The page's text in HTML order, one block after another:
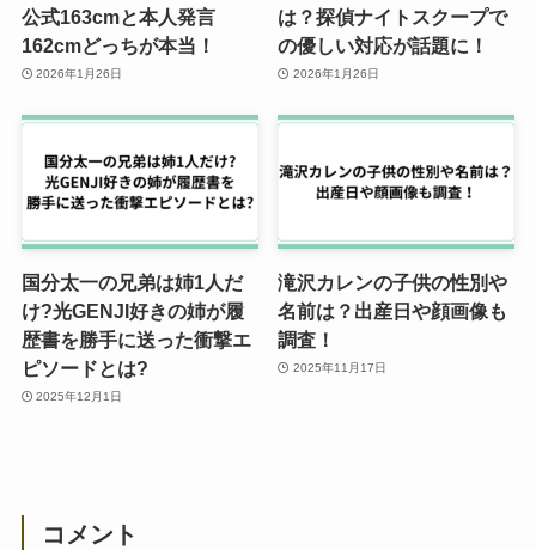
公式163cmと本人発言
162cmどっちが本当！
2026年1月26日
は？探偵ナイトスクープで
の優しい対応が話題に！
2026年1月26日
国分太一の兄弟は姉1人だ
け?光GENJI好きの姉が履
歴書を勝手に送った衝撃エ
ピソードとは?
2025年12月1日
滝沢カレンの子供の性別や
名前は？出産日や顔画像も
調査！
2025年11月17日
コメント